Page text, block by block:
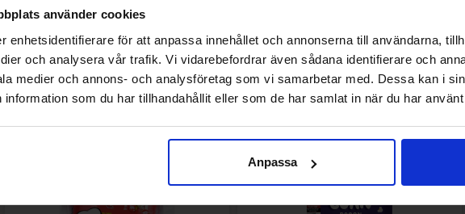
använder cookies
enhetsidentifierare för att anpassa innehållet och annonserna till användarna,
och analysera vår trafik. Vi vidarebefordrar även sådana identifierare och
medier och annons- och analysföretag som vi samarbetar med. Dessa kan i
information som du har tillhandahållit eller som de har samlat in när du har
Anpassa
Andre kunne lide